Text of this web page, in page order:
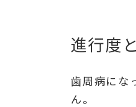
進行度
歯周病にな
ん。